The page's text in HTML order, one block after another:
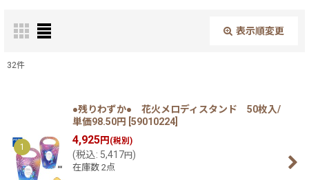
表示順変更
絞り込む
32件
1
●残りわずか● 花火メロディスタンド 50枚入/
単価98.50円 59010224
4,925円 (税別)
(税込: 5,417円 )
在庫数 2点